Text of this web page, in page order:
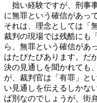
拙い経験ですが、刑事
に無罪という確信があっ
それは、理念としては「
裁判の現場では残酷にも
ら、無罪という確信があ
はたびたびあります。だ
決の見通しを聞かれても
が、裁判官は「有罪」と
い見通しを伝えるしかな
ば別なのでしょうが、街